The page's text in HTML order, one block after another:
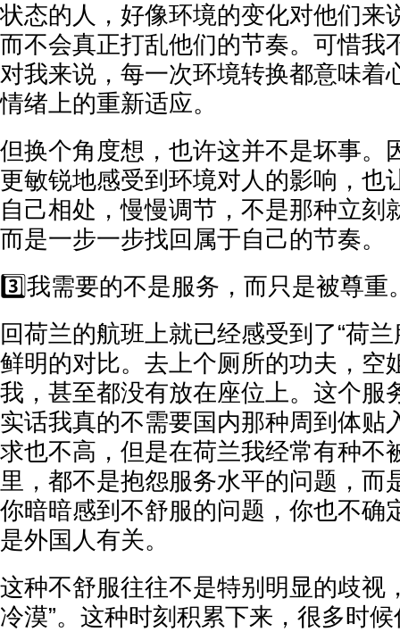
状态的人，好像环境的变化对他们来
而不会真正打乱他们的节奏。可惜我
对我来说，每一次环境转换都意味着
情绪上的重新适应。
但换个角度想，也许这并不是坏事。
更敏锐地感受到环境对人的影响，也
自己相处，慢慢调节，不是那种立刻
而是一步一步找回属于自己的节奏。
3️⃣我需要的不是服务，而只是被尊重
回荷兰的航班上就已经感受到了“荷
鲜明的对比。去上个厕所的功夫，空
我，甚至都没有放在座位上。这个服
实话我真的不需要国内那种周到体贴
求也不高，但是在荷兰我经常有种不
里，都不是抱怨服务水平的问题，而
你暗暗感到不舒服的问题，你也不确
是外国人有关。
这种不舒服往往不是特别明显的歧视
冷漠”。这种时刻积累下来，很多时